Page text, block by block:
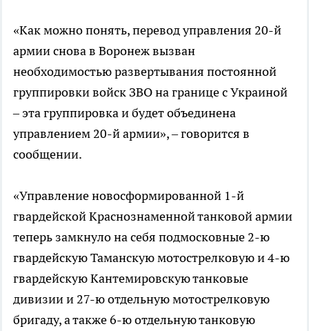
«Как можно понять, перевод управления 20-й
армии снова в Воронеж вызван
необходимостью развертывания постоянной
группировки войск ЗВО на границе с Украиной
– эта группировка и будет объединена
управлением 20-й армии», – говорится в
сообщении.
«Управление новосформированной 1-й
гвардейской Краснознаменной танковой армии
теперь замкнуло на себя подмосковные 2-ю
гвардейскую Таманскую мотострелковую и 4-ю
гвардейскую Кантемировскую танковые
дивизии и 27-ю отдельную мотострелковую
бригаду, а также 6-ю отдельную танковую